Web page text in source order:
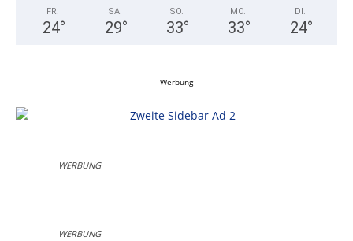
FR.
24°
SA.
29°
SO.
33°
MO.
33°
DI.
24°
— Werbung —
WERBUNG
WERBUNG